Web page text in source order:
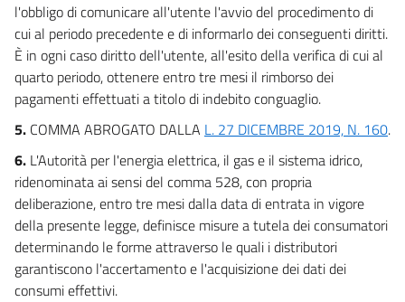
l'obbligo di comunicare all'utente l'avvio del procedimento di
cui al periodo precedente e di informarlo dei conseguenti diritti.
È in ogni caso diritto dell'utente, all'esito della verifica di cui al
quarto periodo, ottenere entro tre mesi il rimborso dei
pagamenti effettuati a titolo di indebito conguaglio.
5. COMMA ABROGATO DALLA L. 27 DICEMBRE 2019, N. 160.
6. L'Autorità per l'energia elettrica, il gas e il sistema idrico,
ridenominata ai sensi del comma 528, con propria
deliberazione, entro tre mesi dalla data di entrata in vigore
della presente legge, definisce misure a tutela dei consumatori
determinando le forme attraverso le quali i distributori
garantiscono l'accertamento e l'acquisizione dei dati dei
consumi effettivi.